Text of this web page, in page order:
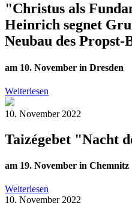
"Christus als
Heinrich segnet
Neubau des Propst-
am 10. November in Dresden
Weiterlesen
10. November 2022
Taizégebet "Nacht
am 19. November in Chemnitz
Weiterlesen
10. November 2022